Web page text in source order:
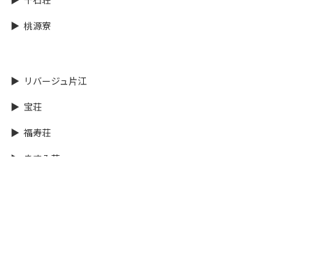
桃源寮
リバージュ片江
宝荘
福寿荘
ますみ荘